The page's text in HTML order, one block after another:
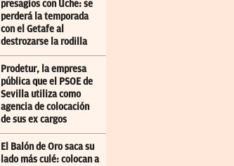
presagios con Uche: se
perderá la temporada
con el Getafe al
destrozarse la rodilla
Prodetur, la empresa
pública que el PSOE de
Sevilla utiliza como
agencia de colocación
de sus ex cargos
El Balón de Oro saca su
lado más culé: colocan a